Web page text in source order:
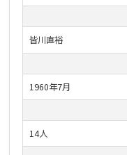
皆川直裕
1960年7月
14人